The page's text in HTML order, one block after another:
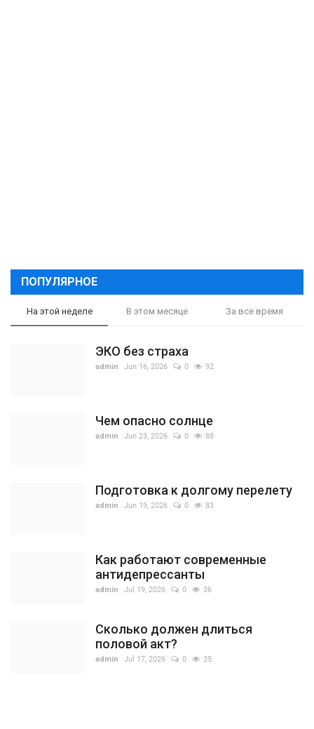
ПОПУЛЯРНОЕ
На этой неделе В этом месяце За все время
ЭКО без страха
admin Jun 16, 2026 0 92
Чем опасно солнце
admin Jun 23, 2026 0 88
Подготовка к долгому перелету
admin Jun 19, 2026 0 83
Как работают современные
антидепрессанты
admin Jul 19, 2026 0 36
Сколько должен длиться
половой акт?
admin Jul 17, 2026 0 35